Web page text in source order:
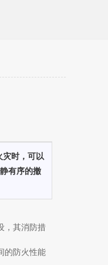
灾时，可以
有序的撤
，其消防措
的防火性能